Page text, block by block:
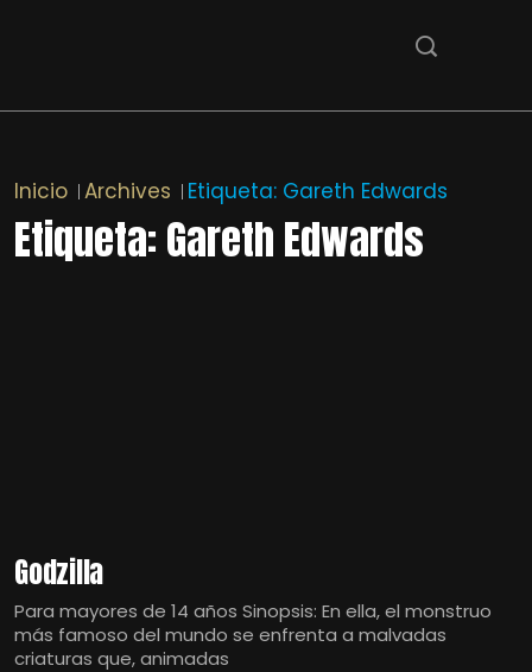
Inicio Archives Etiqueta: Gareth Edwards
Etiqueta:Gareth Edwards
Godzilla
Para mayores de 14 años Sinopsis: En ella, el monstruo
más famoso del mundo se enfrenta a malvadas
criaturas que, animadas